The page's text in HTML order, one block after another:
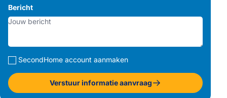
Bericht
SecondHome account aanmaken
Verstuur informatie aanvraag